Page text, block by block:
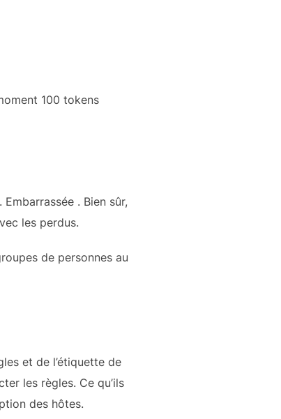
100 tokens
. Bien sûr,
les perdus.
de personnes au
et de l’étiquette de
les règles. Ce qu’ils
des hôtes.